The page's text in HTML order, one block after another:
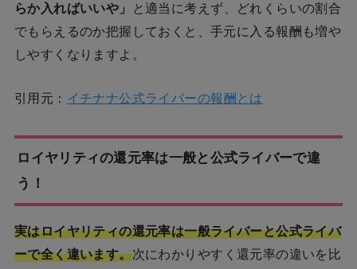
らか入ればいいや」
と適当に考えず、どれくらいの割合
でもらえるのか把握しておくと、手元に入る報酬も増や
しやすくなりますよ。
引用元： イチナナ公式ライバーの報酬とは
ロイヤリティの還元率は一般と公式ライバーで違
う！
実はロイヤリティの還元率は一般ライバーと公式ライバ
ーで全く違います。次にわかりやすく還元率の違いを比